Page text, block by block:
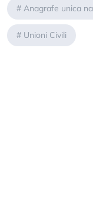
# Anagrafe unica
# Unioni Civili